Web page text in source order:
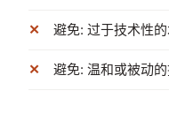
避免: 过于技术性
避免: 温和或被动